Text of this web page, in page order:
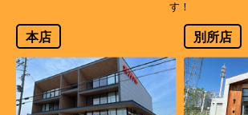
す！
本店 別所店